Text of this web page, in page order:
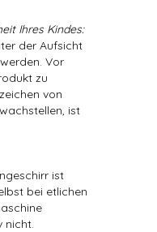
Ihres Kindes:
der Aufsicht
Vor
zu
von
ist
ist
bei etlichen
nicht.